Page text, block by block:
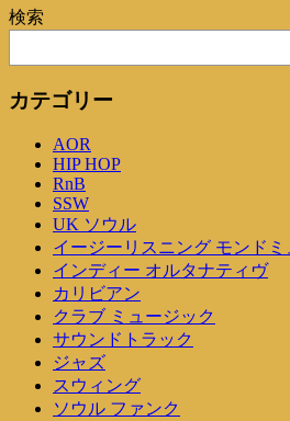
検索
カテゴリー
AOR
HIP HOP
RnB
SSW
UK ソウル
イージーリスニング モンドミ
インディー オルタナティヴ
カリビアン
クラブ ミュージック
サウンドトラック
ジャズ
スウィング
ソウル ファンク